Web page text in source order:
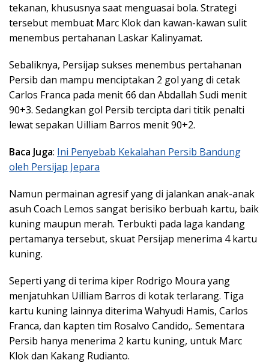
tekanan, khususnya saat menguasai bola. Strategi
tersebut membuat Marc Klok dan kawan-kawan sulit
menembus pertahanan Laskar Kalinyamat.
Sebaliknya, Persijap sukses menembus pertahanan
Persib dan mampu menciptakan 2 gol yang di cetak
Carlos Franca pada menit 66 dan Abdallah Sudi menit
90+3. Sedangkan gol Persib tercipta dari titik penalti
lewat sepakan Uilliam Barros menit 90+2.
Baca Juga: Ini Penyebab Kekalahan Persib Bandung
oleh Persijap Jepara
Namun permainan agresif yang di jalankan anak-anak
asuh Coach Lemos sangat berisiko berbuah kartu, baik
kuning maupun merah. Terbukti pada laga kandang
pertamanya tersebut, skuat Persijap menerima 4 kartu
kuning.
Seperti yang di terima kiper Rodrigo Moura yang
menjatuhkan Uilliam Barros di kotak terlarang. Tiga
kartu kuning lainnya diterima Wahyudi Hamis, Carlos
Franca, dan kapten tim Rosalvo Candido,. Sementara
Persib hanya menerima 2 kartu kuning, untuk Marc
Klok dan Kakang Rudianto.